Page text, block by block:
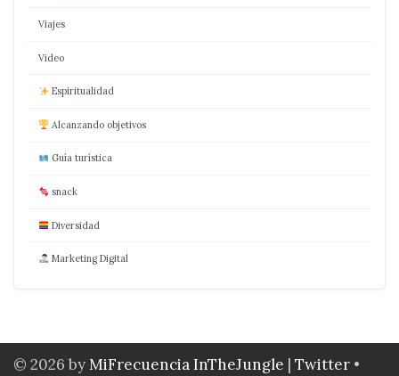
Viajes
Video
Espiritualidad
Alcanzando objetivos
Guía turística
snack
Diversidad
Marketing Digital
© 2026 byMiFrecuencia InTheJungle | Twitter •